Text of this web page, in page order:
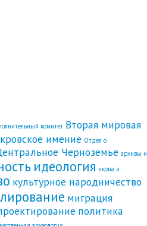
комитет Вторая мировая
имение Отдел о
Черноземье архивы и
идеология икона и
культурное народничество
миграция
политика